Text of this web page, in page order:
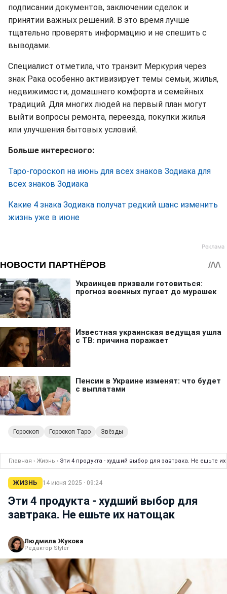
подписании документов, заключении сделок и
принятии важных решений. В это время лучше
тщательно проверять информацию и не спешить с
выводами.
Специалист отметила, что транзит Меркурия через
знак Рака особенно активизирует темы семьи, жилья,
недвижимости, домашнего комфорта и семейных
традиций. Для многих людей на первый план могут
выйти вопросы ремонта, переезда, покупки жилья
или улучшения бытовых условий.
Больше интересного:
Таро-гороскоп на июнь для всех знаков Зодиака для
всех знаков Зодиака
Какие 4 знака Зодиака получат редкий шанс изменить
жизнь уже в июне
Гороскоп Гороскоп Таро Звёзды
Главная › Жизнь › Эти 4 продукта - худший выбор для завтрака. Не ешьте
ЖИЗНЬ 14 июня 2025 · 09:24
Эти 4 продукта - худший выбор для
завтрака. Не ешьте их натощак
Людмила Жукова
Редактор Styler